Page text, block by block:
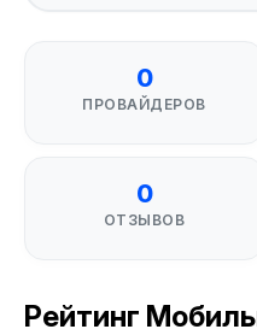
0
ПРОВАЙДЕРОВ
0
ОТЗЫВОВ
Рейтинг